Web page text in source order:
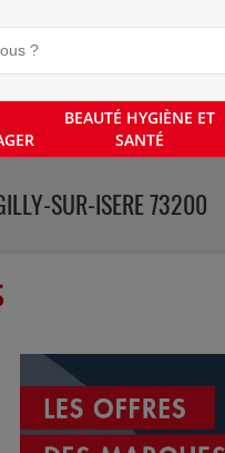
BEAUTÉ HYGIÈNE ET
SANTÉ
SUR-ISERE 73200